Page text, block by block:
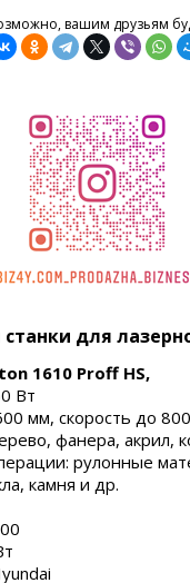
вашим друзьям
для
1610 Proff HS,
Вт
мм, скорость до
фанера, акрил,
рулонные
камня и др.